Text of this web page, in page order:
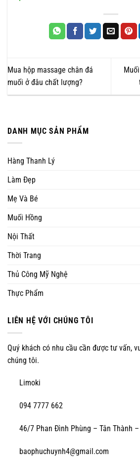
Mua hộp massage chân đá
muối ở đâu chất lượng?
DANH MỤC SẢN PHẨM
Hàng Thanh Lý
Làm Đẹp
Mẹ Và Bé
Muối Hồng
Nội Thất
Thời Trang
Thủ Công Mỹ Nghệ
Thực Phẩm
LIÊN HỆ VỚI CHÚNG TÔI
Quý khách có nhu cầu cần được tư vấn,
chúng tôi.
Limoki
094 7777 662
46/7 Phan Đình Phùng – Tân Thành –
baophuchuynh4@gmail.com